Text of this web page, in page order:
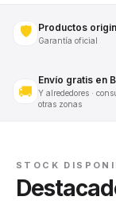
🛡️ Productos
Garantía oficial
🚚
Envío gratis en
Y alrededores ·
otras zonas
STOCK